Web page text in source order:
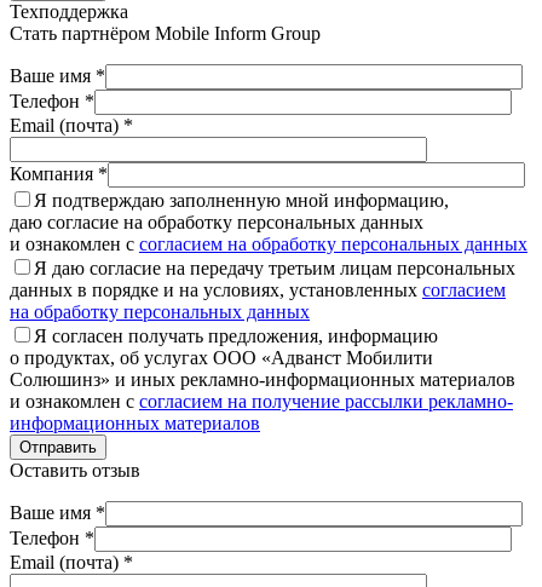
Техподдержка
Стать партнёром Mobile Inform Group
Ваше имя *
Телефон *
Email (почта) *
Компания *
Я подтверждаю заполненную мной информацию,
даю согласие на обработку персональных данных
и ознакомлен с согласием на обработку персональных данных
Я даю согласие на передачу третьим лицам персональных
данных в порядке и на условиях, установленных согласием
на обработку персональных данных
Я согласен получать предложения, информацию
о продуктах, об услугах ООО «Адванст Мобилити
Солюшинз» и иных рекламно-информационных материалов
и ознакомлен с согласием на получение рассылки рекламно-
информационных материалов
Отправить
Оставить отзыв
Ваше имя *
Телефон *
Email (почта) *